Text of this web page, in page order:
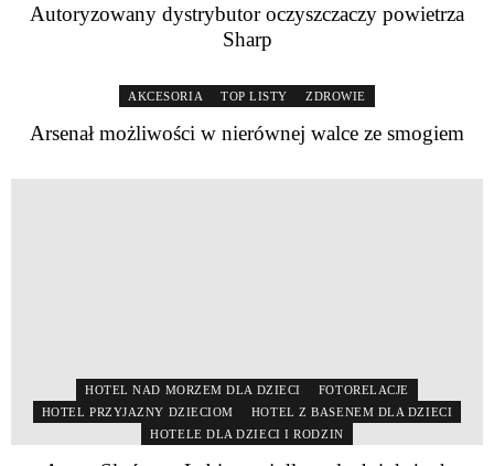
Autoryzowany dystrybutor oczyszczaczy powietrza
Sharp
AKCESORIA TOP LISTY ZDROWIE
Arsenał możliwości w nierównej walce ze smogiem
HOTEL NAD MORZEM DLA DZIECI
FOTORELACJE
HOTEL PRZYJAZNY DZIECIOM
HOTEL Z BASENEM DLA DZIECI
HOTELE DLA DZIECI I RODZIN